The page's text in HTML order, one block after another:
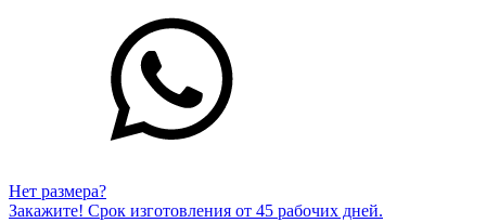
Нет размера?
Закажите! Срок изготовления от 45 рабочих дней.